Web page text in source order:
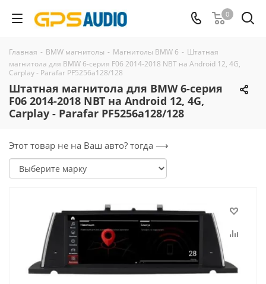
0
Главная - BMW магнитолы - Магнитолы BMW 6 - Штатная
магнитола для BMW 6-серия F06 2014-2018 NBT на Android 12, 4G,
Carplay - Parafar PF5256a128/128
Штатная магнитола для BMW 6-серия
F06 2014-2018 NBT на Android 12, 4G,
Carplay - Parafar PF5256a128/128
Этот товар не на Ваш авто? тогда ⟶